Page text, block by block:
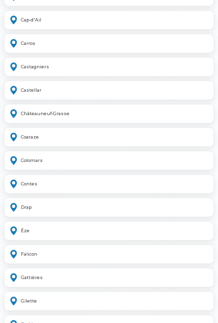
Cap-d'Ail
Carros
Castagniers
Castellar
Châteauneuf-Grasse
Coaraze
Colomars
Contes
Drap
Èze
Falicon
Gattières
Gilette